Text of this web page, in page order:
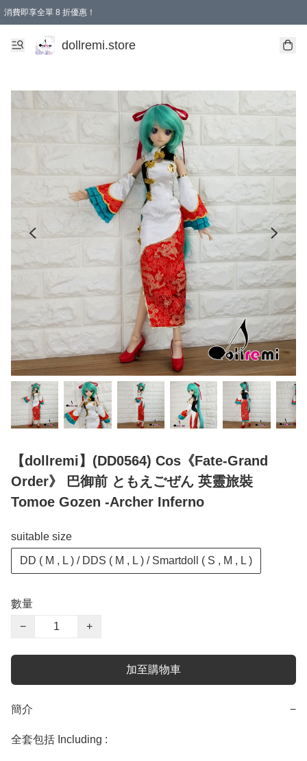
消費即享全單 8 折優惠！
購物滿 HKD 1500.00即享免運費優惠！（適用於 本地送貨、本地取貨、國際送貨 )
dollremi.store
【dollremi】(DD0564) Cos《Fate-Grand
Order》 巴御前 ともえごぜん 英靈旅裝
Tomoe Gozen -Archer Inferno
suitable size
DD ( M , L ) / DDS ( M , L ) / Smartdoll ( S , M , L )
數量
−
+
加至購物車
簡介 −
全套包括 Including :